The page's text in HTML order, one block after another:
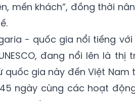
mến khách”, đồng thời
- quốc gia nổi tiếng
đang nổi lên là thị
quốc gia này đến Việt
ngày cùng các hoạt